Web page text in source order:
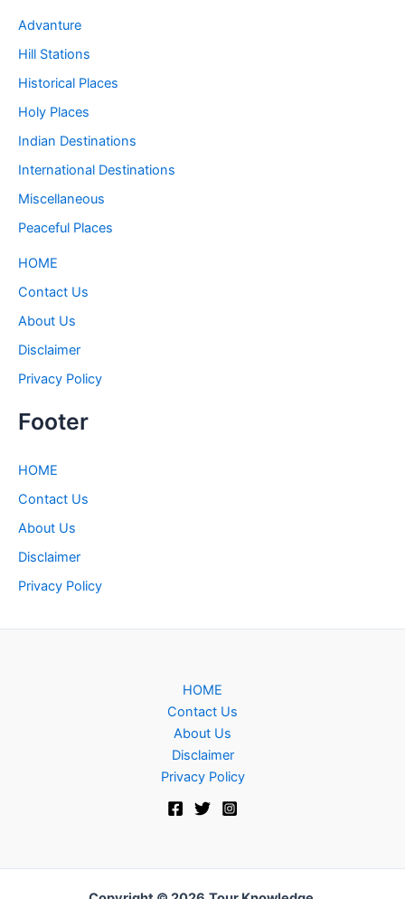
Advanture
Hill Stations
Historical Places
Holy Places
Indian Destinations
International Destinations
Miscellaneous
Peaceful Places
HOME
Contact Us
About Us
Disclaimer
Privacy Policy
Footer
HOME
Contact Us
About Us
Disclaimer
Privacy Policy
HOME
Contact Us
About Us
Disclaimer
Privacy Policy